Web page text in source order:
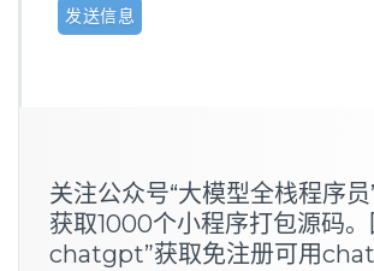
关注公众号“大模型全栈程序员
获取1000个小程序打包源码。
chatgpt”获取免注册可用